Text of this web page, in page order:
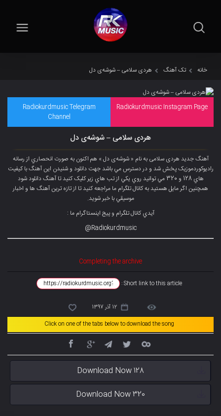
خانه تک آهنگ هردی سلامی – شوشەی دل
Radiokurdmusic Instagram Page
Radiokurdmusic Telegram
Channel
هردی سلامی – شوشەی دل
آهنگ جديد هردی سلامی به نام « شوشەی دل » هم اکنون به صورت انحصاري از رسانه
راديوکوردموزيک پخش شد و در دسترس مي باشد جهت دانلود و شنيدن اين آهنگ با کيفيت
هاي 128 و 320 مي توانيد روي يکي از تب هاي زير کليک کنيد تا آهنگ دانلود شود
همچنين اگر مايل هستيد به کانال تلگرام ما مراجعه کنيد تا از تازه ترين آهنگ ها و اخبار
موسيقي با خبر شويد.
آيدي کانال تلگرام و پيج اينستاگرام ما :
Radiokurdmusic@
Completing the archive
Short link to this article :
12 آذر 1397
Click on one of the tabs below to download the song
Download Now 128
Download Now 320